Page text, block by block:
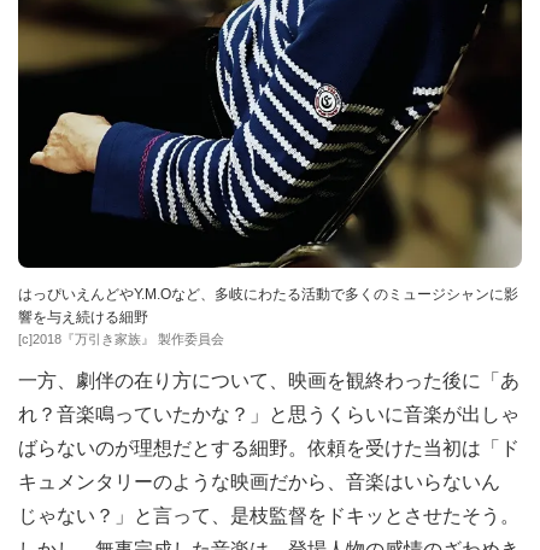
はっぴいえんどやY.M.Oなど、多岐にわたる活動で多くのミュージシャンに影
響を与え続ける細野
[c]2018『万引き家族』 製作委員会
一方、劇伴の在り方について、映画を観終わった後に「あ
れ？音楽鳴っていたかな？」と思うくらいに音楽が出しゃ
ばらないのが理想だとする細野。依頼を受けた当初は「ド
キュメンタリーのような映画だから、音楽はいらないん
じゃない？」と言って、是枝監督をドキッとさせたそう。